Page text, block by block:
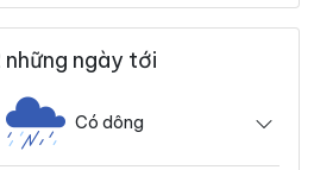
ngày tới
Có dông